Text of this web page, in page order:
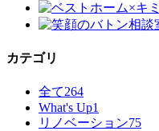
カテゴリ
全て264
What's Up1
リノベーション75